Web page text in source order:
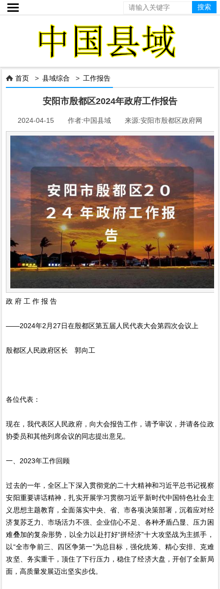

 首页 >县域综合 > 工作报告
安阳市殷都区2024年政府工作报告
2024-04-15 作者:中国县域 来源:安阳市殷都区政府网
政 府 工 作 报 告
——2024年2月27日在殷都区第五届人民代表大会第四次会议上
殷都区人民政府区长 郭向工
各位代表：
现在，我代表区人民政府，向大会报告工作，请予审议，并请各位政
协委员和其他列席会议的同志提出意见。
一、2023年工作回顾
过去的一年，全区上下深入贯彻党的二十大精神和习近平总书记视察
安阳重要讲话精神，扎实开展学习贯彻习近平新时代中国特色社会主
义思想主题教育，全面落实中央、省、市各项决策部署，沉着应对经
济复苏乏力、市场活力不强、企业信心不足、各种矛盾凸显、压力困
难叠加的复杂形势，以全力以赴打好“拼经济”十大攻坚战为主抓手，
以“全市争前三、四区争第一”为总目标，强化统筹、精心安排、克难
攻坚、务实重干，顶住了下行压力，稳住了经济大盘，开创了全新局
面，高质量发展迈出坚实步伐。